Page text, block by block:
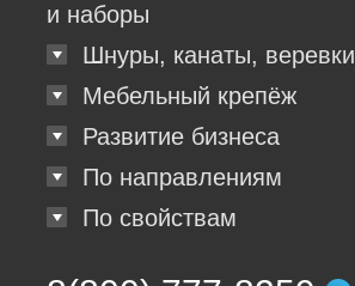
и наборы
Шнуры, канаты, веревки
Мебельный крепёж
Развитие бизнеса
По направлениям
По свойствам